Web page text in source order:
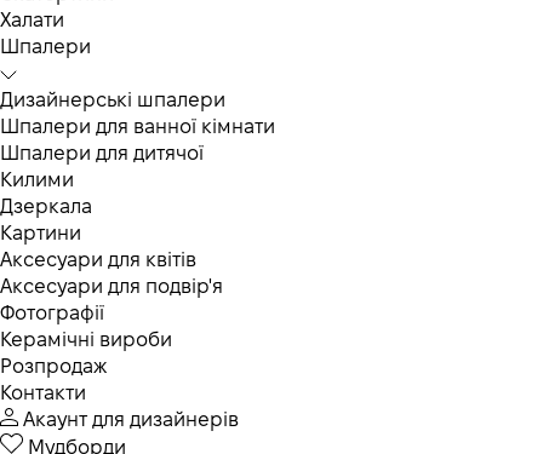
Халати
Шпалери
Дизайнерські шпалери
Шпалери для ванної кімнати
Шпалери для дитячої
Килими
Дзеркала
Картини
Аксесуари для квітів
Аксесуари для подвір'я
Фотографії
Керамічні вироби
Розпродаж
Контакти
Акаунт для дизайнерів
Мудборди